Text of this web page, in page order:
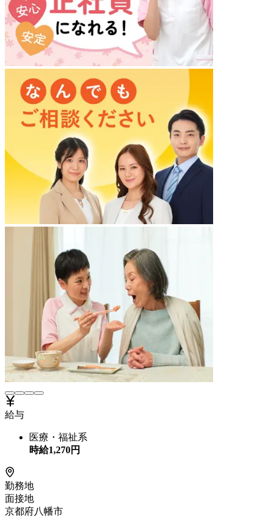
給与
医療・福祉系
時給1,270円
勤務地
面接地
京都府八幡市